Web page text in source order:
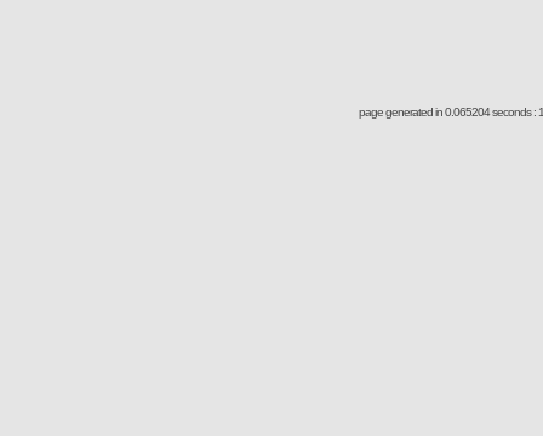
page generated in 0.065204 seconds :